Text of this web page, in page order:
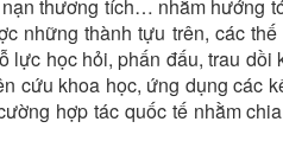
thương tích… nhằm hướng
những thành tựu trên, các
lực học hỏi, phấn đấu, trau
cứu khoa học, ứng dụng các
hợp tác quốc tế nhằm